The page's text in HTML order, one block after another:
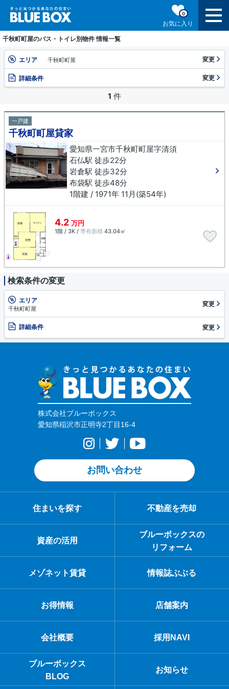
お気に入り
0
千秋町町屋のバス・トイレ別物件 情報一覧
エリア 千秋町町屋 変更
詳細条件 変更
1 件
一戸建
千秋町町屋貸家
愛知県一宮市千秋町町屋字清須
石仏駅 徒歩22分
岩倉駅 徒歩32分
布袋駅 徒歩48分
1階建 / 1971年 11月(築54年)
4.2 万円
1階 / 3K / 専有面積 43.04㎡
検索条件の変更
エリア
千秋町町屋
変更
詳細条件 変更
株式会社ブルーボックス
愛知県稲沢市正明寺2丁目16-4
お問い合わせ
住まいを探す 不動産を売却
資産の活用
ブルーボックスの
リフォーム
メゾネット賃貸 情報誌ぶぶる
お得情報 店舗案内
会社概要 採用NAVI
ブルーボックス
BLOG
お知らせ